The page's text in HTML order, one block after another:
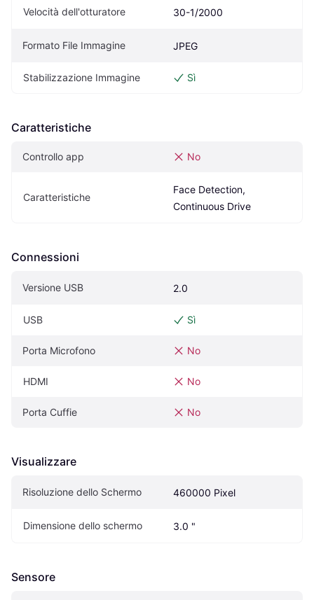
Velocità dell'otturatore 30-1/2000
Formato File Immagine JPEG
Stabilizzazione Immagine Sì
Caratteristiche
Controllo app No
Caratteristiche
Face Detection,
Continuous Drive
Connessioni
Versione USB 2.0
USB Sì
Porta Microfono No
HDMI No
Porta Cuffie No
Visualizzare
Risoluzione dello Schermo 460000 Pixel
Dimensione dello schermo 3.0 "
Sensore